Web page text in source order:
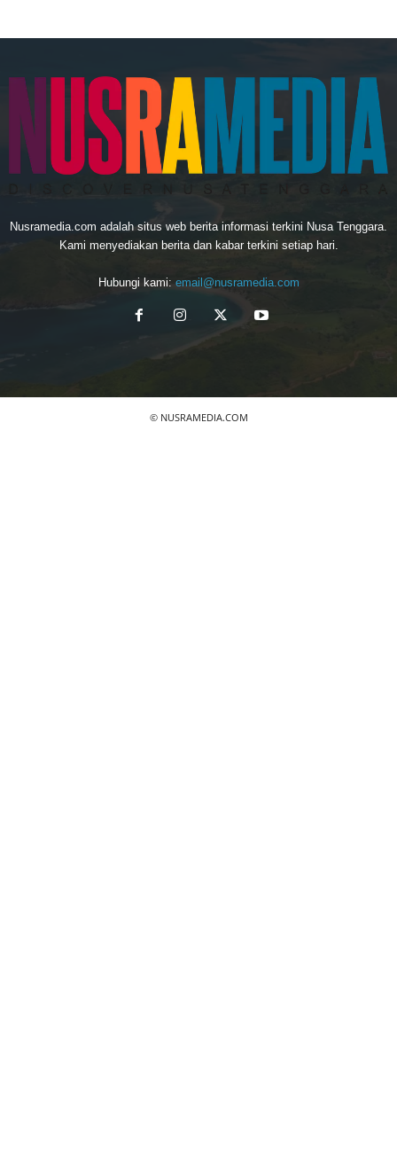
Nusramedia.com adalah situs web berita informasi terkini Nusa Tenggara.
Kami menyediakan berita dan kabar terkini setiap hari.
Hubungi kami: email@nusramedia.com
© NUSRAMEDIA.COM